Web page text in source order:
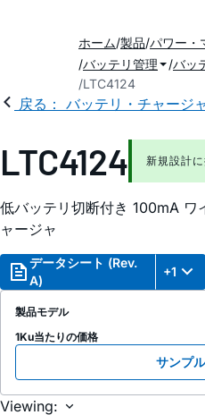
ホーム 製品 パワー・
バッテリ管理
バッ
LTC4124
戻る： バッテリ・チャージ
LTC4124 新規設計
低バッテリ切断付き 100mA ワ
ャージャ
データシート (Rev.
A)
+1
製品モデル
1Ku当たりの価格
サンプ
Viewing: